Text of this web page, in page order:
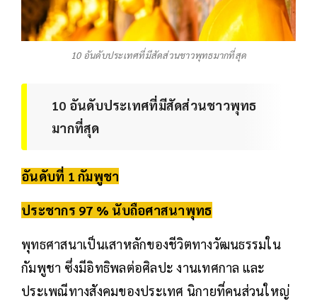
10 อันดับประเทศที่มีสัดส่วนชาวพุทธมากที่สุด
10 อันดับประเทศที่มีสัดส่วนชาวพุทธ
มากที่สุด
อันดับที่ 1 กัมพูชา
ประชากร 97 % นับถือศาสนาพุทธ
พุทธศาสนาเป็นเสาหลักของชีวิตทางวัฒนธรรมใน
กัมพูชา ซึ่งมีอิทธิพลต่อศิลปะ งานเทศกาล และ
ประเพณีทางสังคมของประเทศ นิกายที่คนส่วนใหญ่